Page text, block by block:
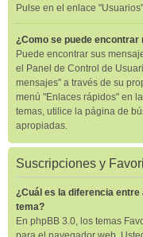
Pulse en el enlace
¿Como se puede
Puede encontrar sus
el Panel de Control de
mensajes" a través de su
menú "Enlaces rápidos" en
temas, utilice la página de
apropiadas.
Suscripciones y
¿Cuál es la diferencia
tema?
En phpBB 3.0, los temas